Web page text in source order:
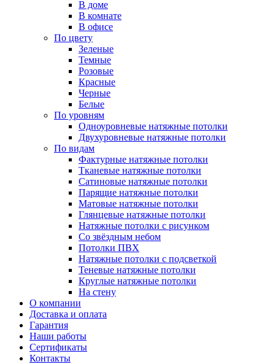
В доме
В комнате
В офисе
По цвету
Зеленые
Темные
Розовые
Красные
Черные
Белые
По уровням
Одноуровневые натяжные потолки
Двухуровневые натяжные потолки
По видам
Фактурные натяжные потолки
Тканевые натяжные потолки
Сатиновые натяжные потолки
Парящие натяжные потолки
Матовые натяжные потолки
Глянцевые натяжные потолки
Натяжные потолки с рисунком
Со звёздным небом
Потолки ПВХ
Натяжные потолки с подсветкой
Теневые натяжные потолки
Круглые натяжные потолки
На стену
О компании
Доставка и оплата
Гарантия
Наши работы
Сертификаты
Контакты